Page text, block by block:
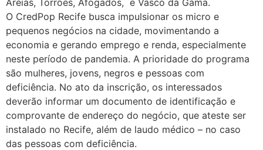
Areias, Torrões, Afogados, e Vasco da Gama.
O CredPop Recife busca impulsionar os micro e
pequenos negócios na cidade, movimentando a
economia e gerando emprego e renda, especialmente
neste período de pandemia. A prioridade do programa
são mulheres, jovens, negros e pessoas com
deficiência. No ato da inscrição, os interessados
deverão informar um documento de identificação e
comprovante de endereço do negócio, que ateste ser
instalado no Recife, além de laudo médico – no caso
das pessoas com deficiência.